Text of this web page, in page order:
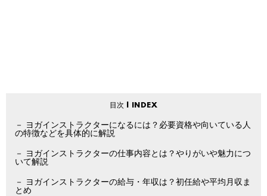
ヨガインストラクターになるには？必要資格や向いている人
の特徴などを具体的に解説
ヨガインストラクターの仕事内容とは？やりがいや魅力につ
いて解説
ヨガインストラクターの給与・年収は？初任給や平均月収ま
とめ